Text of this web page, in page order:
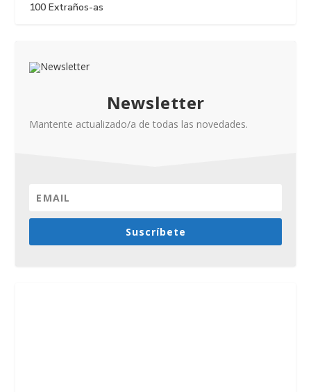
100 Extraños-as
Newsletter
Mantente actualizado/a de todas las novedades.
Suscríbete